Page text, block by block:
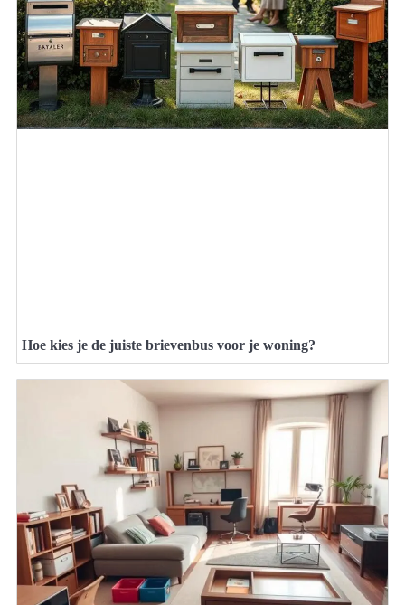
Hoe kies je de juiste brievenbus voor je woning?